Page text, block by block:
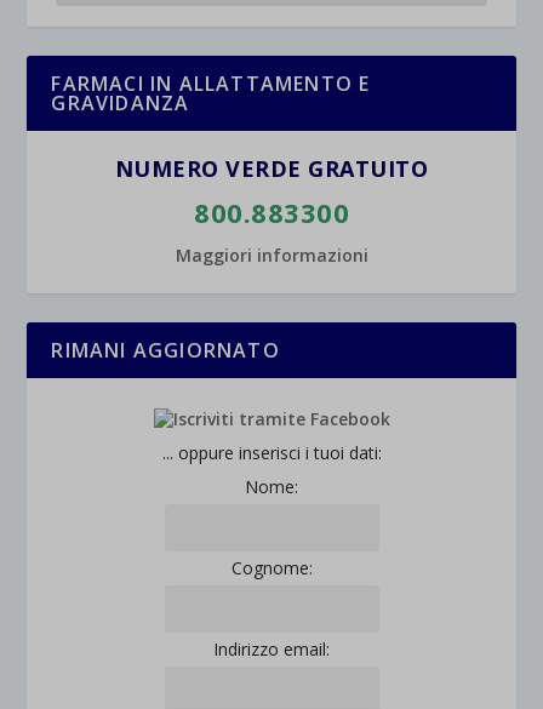
FARMACI IN ALLATTAMENTO E
GRAVIDANZA
NUMERO VERDE GRATUITO
800.883300
Maggiori informazioni
RIMANI AGGIORNATO
... oppure inserisci i tuoi dati:
Nome:
Cognome:
Indirizzo email: